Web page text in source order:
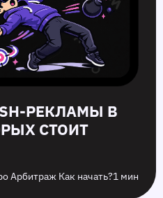
В
СТОИТ
Арбитраж Как начать?1 мин